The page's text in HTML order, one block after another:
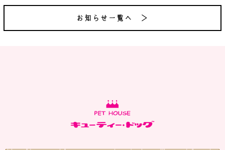
お知らせ一覧へ ＞